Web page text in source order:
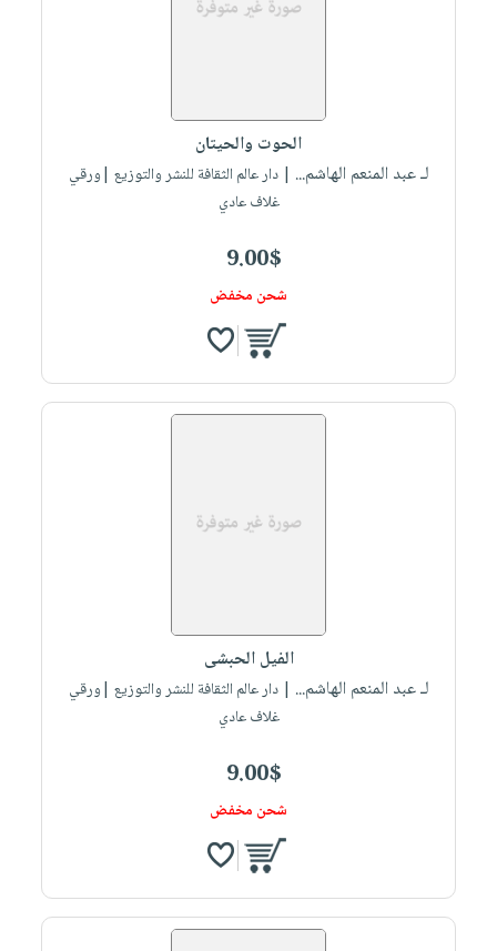
الحوت والحيتان
لـ عبد المنعم الهاشم... | دار عالم الثقافة للنشر والتوزيع |ورقي
غلاف عادي
9.00$
شحن مخفض
الفيل الحبشى
لـ عبد المنعم الهاشم... | دار عالم الثقافة للنشر والتوزيع |ورقي
غلاف عادي
9.00$
شحن مخفض